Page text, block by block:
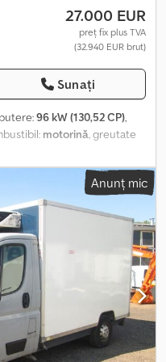
27.000 EUR
preț fix plus TVA
(32.940 EUR brut)
Sunați
96 kW (130,52 CP),
motorină, greutate
Accor
Anunț mic